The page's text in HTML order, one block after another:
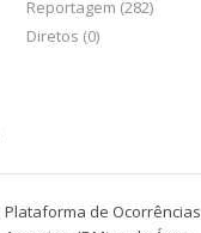
Reportagem (282)
Diretos (0)
Plataforma de Ocorrências